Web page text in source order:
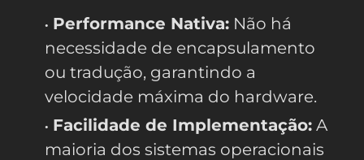
Performance Nativa: Não há
necessidade de encapsulamento
ou tradução, garantindo a
velocidade máxima do hardware.
Facilidade de Implementação: A
maioria dos sistemas operacionais